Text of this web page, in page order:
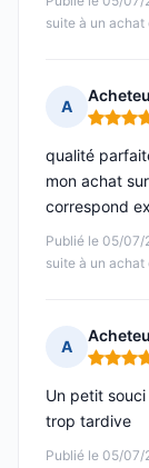
suite à un
A
Note : 5
Publié le 05/07/
suite à un
qualité
mon achat
correspond
A
Note : 4
Publié le 05/
Un petit
trop tardive